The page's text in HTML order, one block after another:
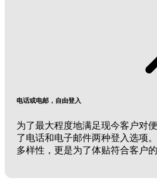
电话或电邮，自由登入
为了最大程度地满足现今客户对
了电话和电子邮件两种登入选项
多样性，更是为了体贴符合客户的